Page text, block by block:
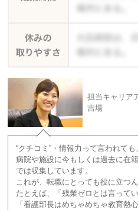
担当キャリア
吉場
“クチコミ”・情報力って言われても
病院や施設に今もしくは過去に在
では収集しています。
これが、転職にとっても役に立つん
たとえば、「残業ゼロとは言って
「看護部長はめちゃめちゃ教育熱